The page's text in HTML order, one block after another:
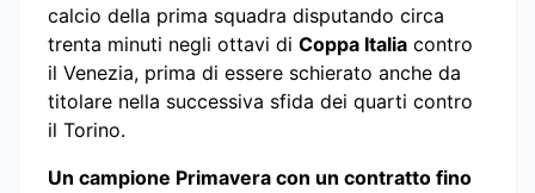
calcio della prima squadra disputando circa
trenta minuti negli ottavi di Coppa Italia contro
il Venezia, prima di essere schierato anche da
titolare nella successiva sfida dei quarti contro
il Torino.
Un campione Primavera con un contratto fino